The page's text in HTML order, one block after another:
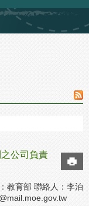
公司負責
教育部 聯絡人：李泊